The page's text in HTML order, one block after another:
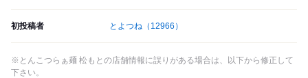
初投稿者 とよつね （12966）
※とんこつらぁ麺 松もとの店舗情報に誤りがある場合は、以下から修正して
下さい。